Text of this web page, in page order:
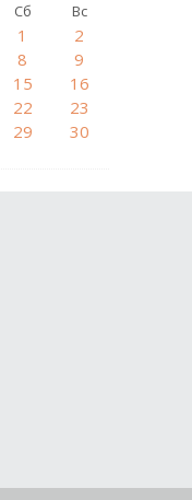
Сб Вс
1
2
8
9
15
16
22
23
29
30